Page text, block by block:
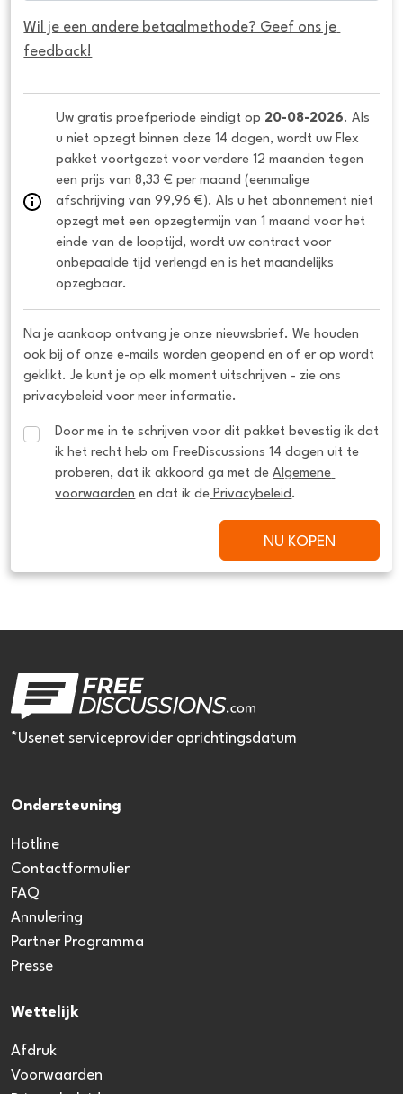
Wil je een andere betaalmethode? Geef ons je
feedback!
Uw gratis proefperiode eindigt op 20-08-2026. Als
u niet opzegt binnen deze 14 dagen, wordt uw Flex
pakket voortgezet voor verdere 12 maanden tegen
een prijs van 8,33 € per maand (eenmalige
afschrijving van 99,96 €). Als u het abonnement niet
opzegt met een opzegtermijn van 1 maand voor het
einde van de looptijd, wordt uw contract voor
onbepaalde tijd verlengd en is het maandelijks
opzegbaar.
Na je aankoop ontvang je onze nieuwsbrief. We houden
ook bij of onze e-mails worden geopend en of er op wordt
geklikt. Je kunt je op elk moment uitschrijven - zie ons
privacybeleid voor meer informatie.
Door me in te schrijven voor dit pakket bevestig ik dat
ik het recht heb om FreeDiscussions 14 dagen uit te
proberen, dat ik akkoord ga met de Algemene
voorwaarden en dat ik de Privacybeleid .
NU KOPEN
*Usenet serviceprovider oprichtingsdatum
Ondersteuning
Hotline
Contactformulier
FAQ
Annulering
Partner Programma
Presse
Wettelijk
Afdruk
Voorwaarden